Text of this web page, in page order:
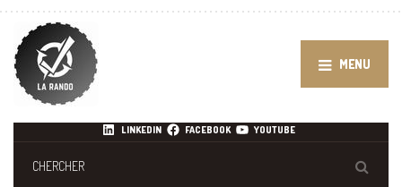
MENU
LINKEDIN FACEBOOK YOUTUBE